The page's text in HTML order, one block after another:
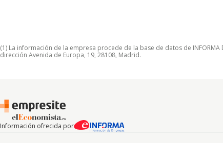
(1) La información de la empresa procede de la base de datos de
dirección Avenida de Europa, 19, 28108, Madrid.
Información ofrecida por